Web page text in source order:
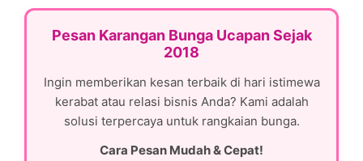
Pesan Karangan Bunga Ucapan Sejak
2018
Ingin memberikan kesan terbaik di hari istimewa
kerabat atau relasi bisnis Anda? Kami adalah
solusi terpercaya untuk rangkaian bunga.
Cara Pesan Mudah & Cepat!